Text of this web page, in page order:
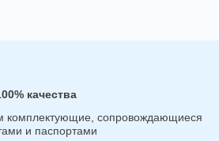
качества
комплектующие, сопровождающиеся
и паспортами